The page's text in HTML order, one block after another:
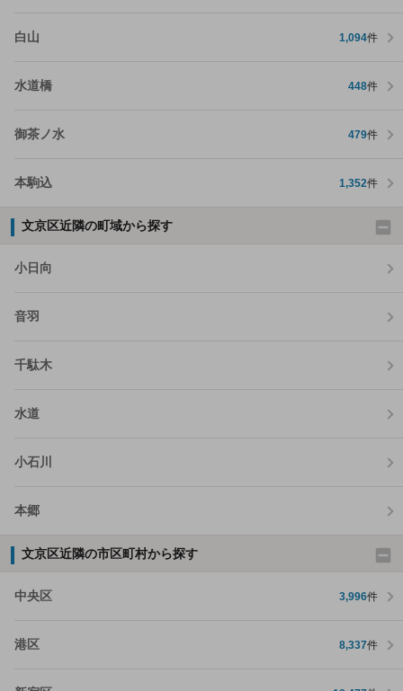
白山 1,094件
水道橋 448件
御茶ノ水 479件
本駒込 1,352件
文京区近隣の町域から探す
小日向
音羽
千駄木
水道
小石川
本郷
文京区近隣の市区町村から探す
中央区 3,996件
港区 8,337件